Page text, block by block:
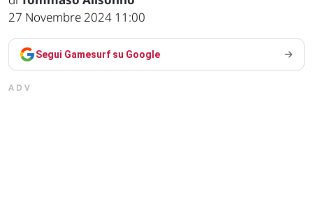
27 Novembre 2024 11:00
Segui Gamesurf su Google
ADV